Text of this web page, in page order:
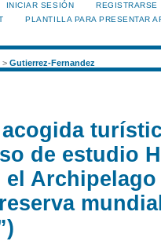
INICIAR SESIÓN
REGISTRARSE
PLANTILLA PARA PRESENTAR
> Gutierrez-Fernandez
de estudio